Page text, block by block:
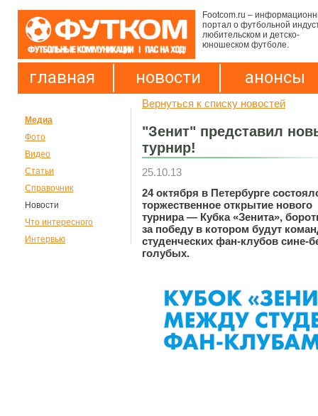
Footcom.ru –
портал о футбольной
любительском и детско-
юношеском футболе.
главная новости анонсы
Медиа
Фото
Видео
Статьи
Справочник
Новости
Что интересного
Интервью
Вернуться к списку новостей
"Зенит" представил
турнир!
25.10.13
24 октября в Петербурге
торжественное открытие нового
турнира — Кубка «Зенита»,
за победу в котором будут
студенческих фан-клубов сине-
голубых.